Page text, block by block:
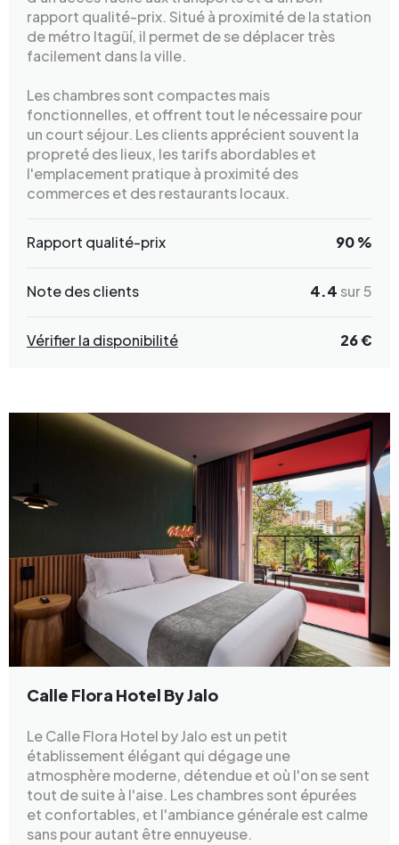
rapport qualité-prix. Situé à proximité de la station
de métro Itagüí, il permet de se déplacer très
facilement dans la ville.
Les chambres sont compactes mais
fonctionnelles, et offrent tout le nécessaire pour
un court séjour. Les clients apprécient souvent la
propreté des lieux, les tarifs abordables et
l'emplacement pratique à proximité des
commerces et des restaurants locaux.
Rapport qualité-prix 90 %
Note des clients 4.4 sur 5
Vérifier la disponibilité 26 €
Calle Flora Hotel By Jalo
Le Calle Flora Hotel by Jalo est un petit
établissement élégant qui dégage une
atmosphère moderne, détendue et où l'on se sent
tout de suite à l'aise. Les chambres sont épurées
et confortables, et l'ambiance générale est calme
sans pour autant être ennuyeuse.